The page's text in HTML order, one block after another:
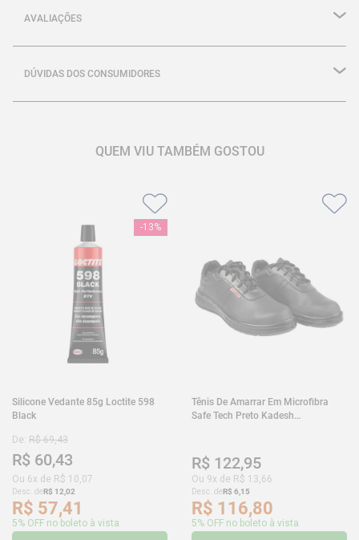
AVALIAÇÕES
DÚVIDAS DOS CONSUMIDORES
QUEM VIU TAMBÉM GOSTOU
-13%
Silicone Vedante 85g Loctite 598
Black
De: R$ 69,43
R$ 60,43
Ou 6x de R$ 10,07
Desc. deR$ 12,02
R$ 57,41
5% OFF no boleto à vista
Tênis De Amarrar Em Microfibra
Safe Tech Preto Kadesh
R$ 122,95
Ou 9x de R$ 13,66
Desc. deR$ 6,15
R$ 116,80
5% OFF no boleto à vista